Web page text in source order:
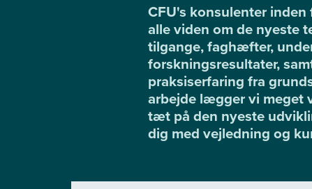
CFU's konsulenter
alle viden om de nyeste
tilgange, faghæfter,
forskningsresultater,
praksiserfaring fra
arbejde lægger vi
tæt på den nyeste
dig med vejledning og